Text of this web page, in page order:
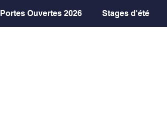
Portes Ouvertes 2026 Stages d'été